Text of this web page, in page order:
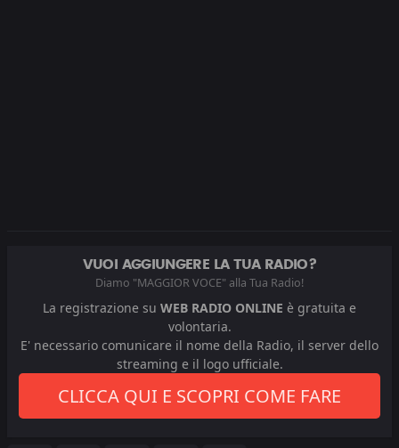
VUOI AGGIUNGERE LA TUA RADIO?
Diamo "MAGGIOR VOCE" alla Tua Radio!
La registrazione su WEB RADIO ONLINE è gratuita e
volontaria.
E' necessario comunicare il nome della Radio, il server dello
streaming e il logo ufficiale.
CLICCA QUI E SCOPRI COME FARE